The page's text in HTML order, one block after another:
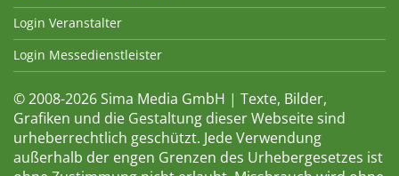
Login Veranstalter
Login Messedienstleister
© 2008-2026 Sima Media GmbH | Texte, Bilder,
Grafiken und die Gestaltung dieser Webseite sind
urheberrechtlich geschützt. Jede Verwendung
außerhalb der engen Grenzen des Urhebergesetzes ist